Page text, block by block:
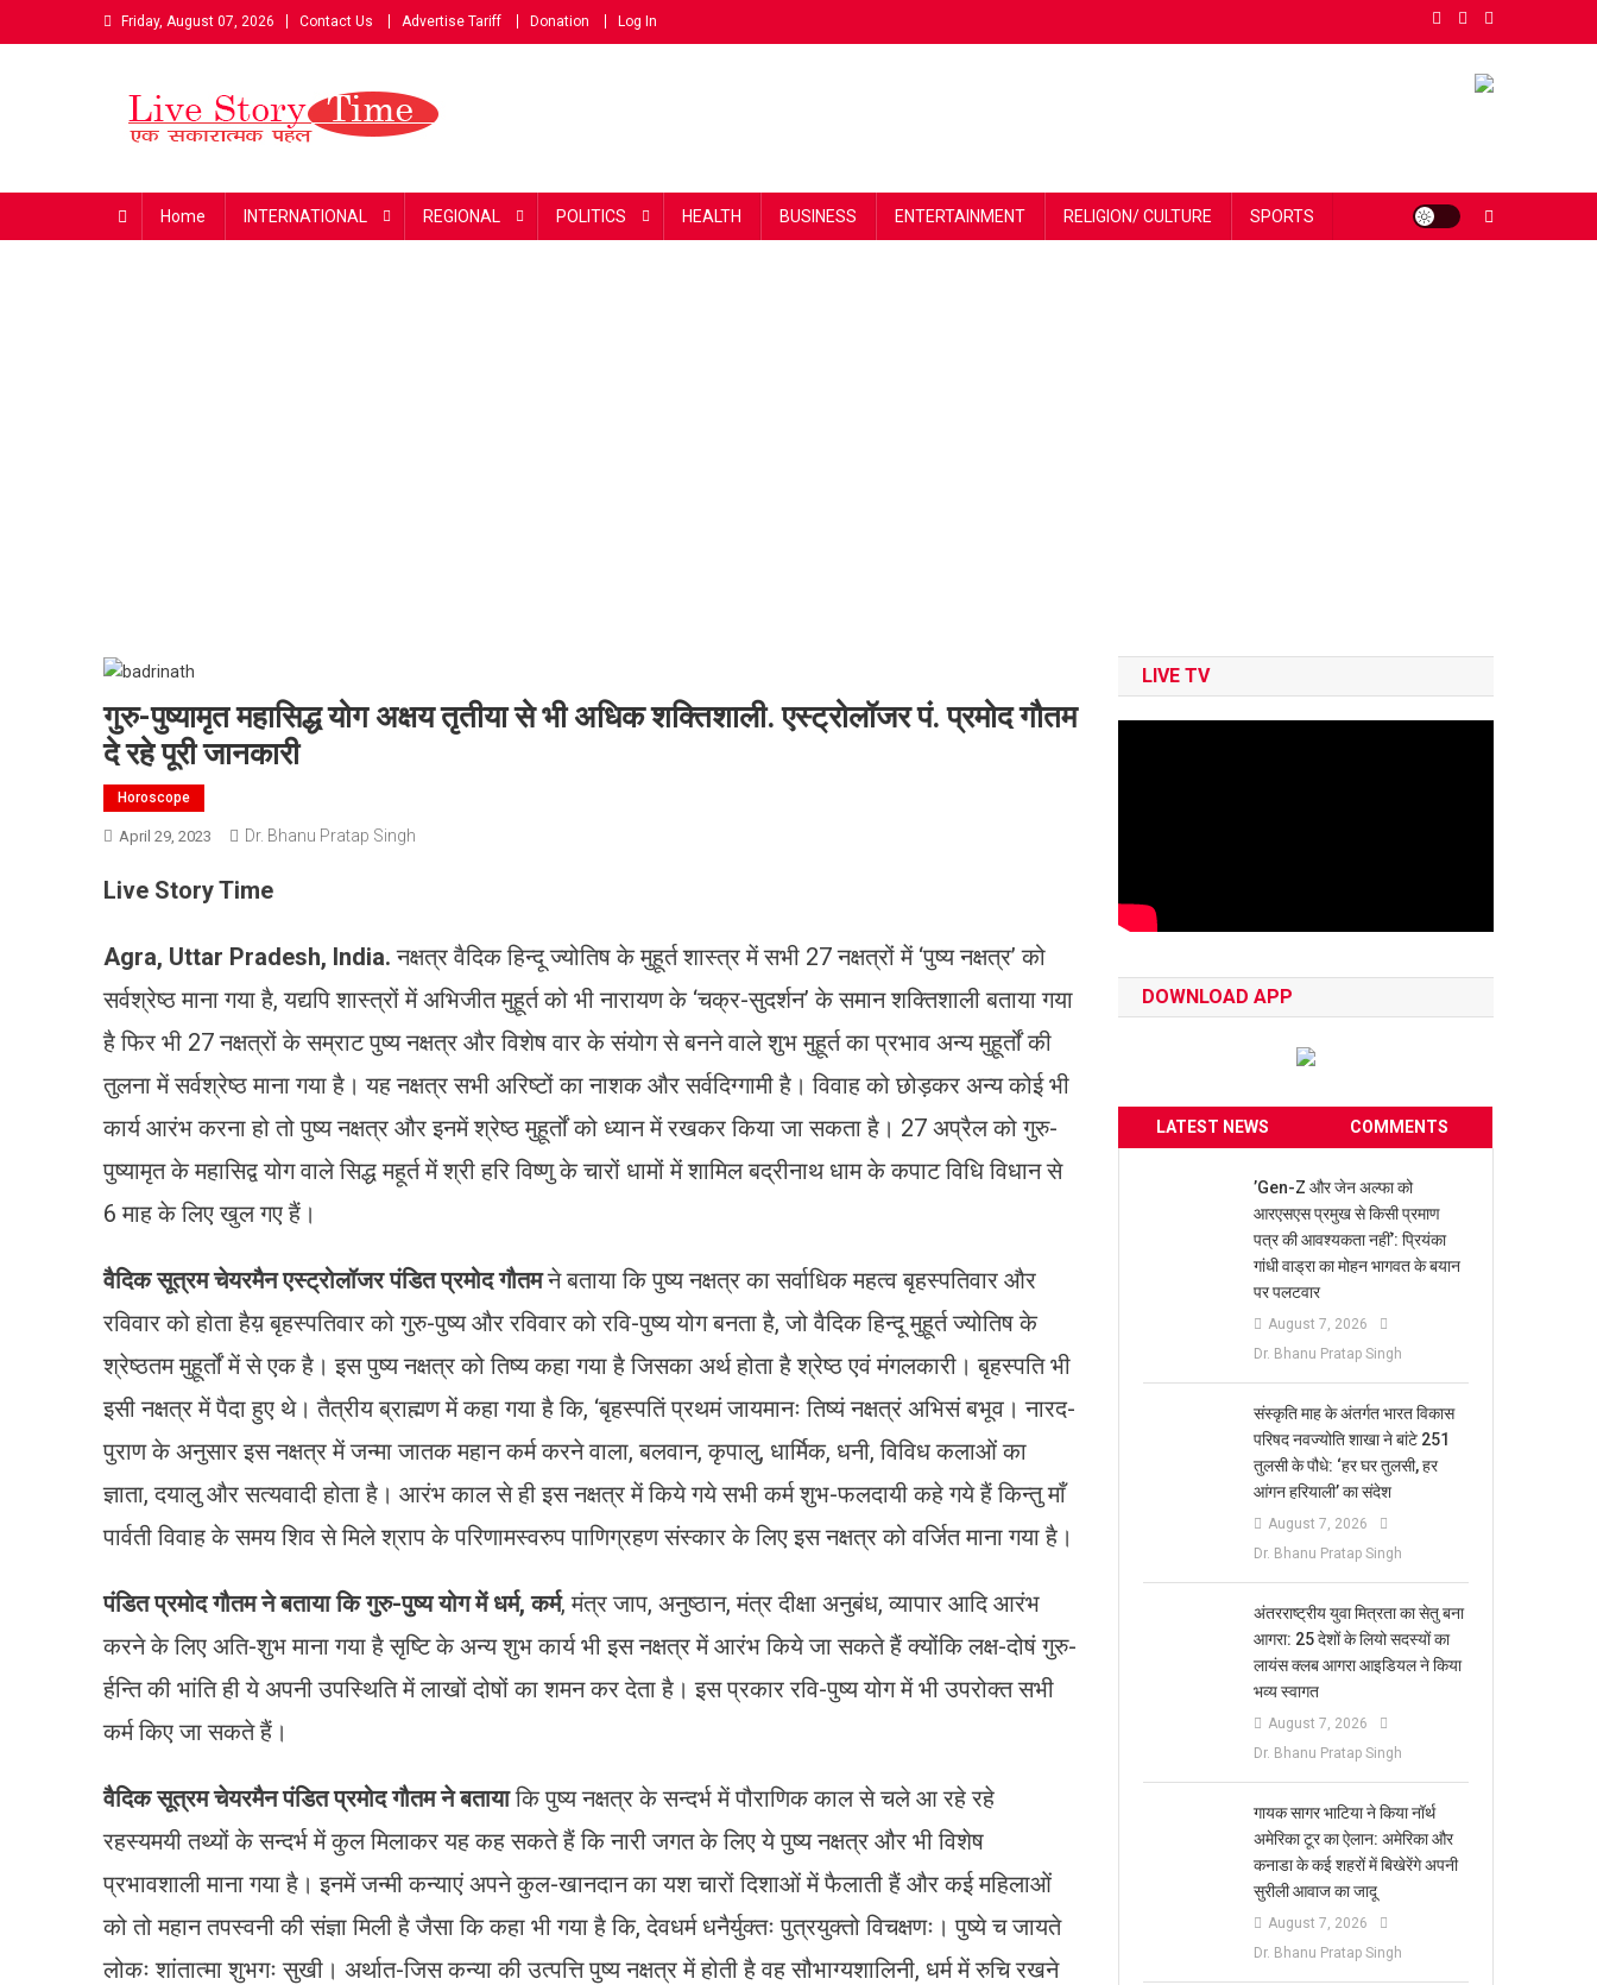
to
Friday, August 07, 2026 Contact Us Advertise Tariff Donation Log In
Home INTERNATIONAL REGIONAL POLITICS HEALTH BUSINESS ENTERTAINMENT RELIGION/ CULTURE SPORTS
गुरु-पुष्यामृत महासिद्ध योग अक्षय तृतीया से भी अधिक शक्तिशाली. एस्ट्रोलॉजर पं. प्रमोद गौतम
दे रहे पूरी जानकारी
Horoscope
April 29, 2023 Dr. Bhanu Pratap Singh
Live Story Time
Agra, Uttar Pradesh, India. नक्षत्र वैदिक हिन्दू ज्योतिष के मुहूर्त शास्त्र में सभी 27 नक्षत्रों में ‘पुष्य नक्षत्र’ को
सर्वश्रेष्ठ माना गया है, यद्यपि शास्त्रों में अभिजीत मुहूर्त को भी नारायण के ‘चक्र-सुदर्शन’ के समान शक्तिशाली बताया गया
है फिर भी 27 नक्षत्रों के सम्राट पुष्य नक्षत्र और विशेष वार के संयोग से बनने वाले शुभ मुहूर्त का प्रभाव अन्य मुहूर्तों की
तुलना में सर्वश्रेष्ठ माना गया है। यह नक्षत्र सभी अरिष्टों का नाशक और सर्वदिग्गामी है। विवाह को छोड़कर अन्य कोई भी
कार्य आरंभ करना हो तो पुष्य नक्षत्र और इनमें श्रेष्ठ मुहूर्तों को ध्यान में रखकर किया जा सकता है। 27 अप्रैल को गुरु-
पुष्यामृत के महासिद्व योग वाले सिद्ध महूर्त में श्री हरि विष्णु के चारों धामों में शामिल बद्रीनाथ धाम के कपाट विधि विधान से
6 माह के लिए खुल गए हैं।
वैदिक सूत्रम चेयरमैन एस्ट्रोलॉजर पंडित प्रमोद गौतमने बताया कि पुष्य नक्षत्र का सर्वाधिक महत्व बृहस्पतिवार और
रविवार को होता हैय़ बृहस्पतिवार को गुरु-पुष्य और रविवार को रवि-पुष्य योग बनता है, जो वैदिक हिन्दू मुहूर्त ज्योतिष के
श्रेष्ठतम मुहूर्तों में से एक है। इस पुष्य नक्षत्र को तिष्य कहा गया है जिसका अर्थ होता है श्रेष्ठ एवं मंगलकारी। बृहस्पति भी
इसी नक्षत्र में पैदा हुए थे। तैत्रीय ब्राह्मण में कहा गया है कि, ‘बृहस्पतिं प्रथमं जायमानः तिष्यं नक्षत्रं अभिसं बभूव। नारद-
पुराण के अनुसार इस नक्षत्र में जन्मा जातक महान कर्म करने वाला, बलवान, कृपालु, धार्मिक, धनी, विविध कलाओं का
ज्ञाता, दयालु और सत्यवादी होता है। आरंभ काल से ही इस नक्षत्र में किये गये सभी कर्म शुभ-फलदायी कहे गये हैं किन्तु माँ
पार्वती विवाह के समय शिव से मिले श्राप के परिणामस्वरुप पाणिग्रहण संस्कार के लिए इस नक्षत्र को वर्जित माना गया है।
पंडित प्रमोद गौतम ने बताया कि गुरु-पुष्य योग में धर्म,कर्म, मंत्र जाप, अनुष्ठान, मंत्र दीक्षा अनुबंध, व्यापार आदि आरंभ
करने के लिए अति-शुभ माना गया है सृष्टि के अन्य शुभ कार्य भी इस नक्षत्र में आरंभ किये जा सकते हैं क्योंकि लक्ष-दोषं गुरु-
र्हन्ति की भांति ही ये अपनी उपस्थिति में लाखों दोषों का शमन कर देता है। इस प्रकार रवि-पुष्य योग में भी उपरोक्त सभी
कर्म किए जा सकते हैं।
वैदिक सूत्रम चेयरमैन पंडित प्रमोद गौतम ने बतायाकि पुष्य नक्षत्र के सन्दर्भ में पौराणिक काल से चले आ रहे रहे
रहस्यमयी तथ्यों के सन्दर्भ में कुल मिलाकर यह कह सकते हैं कि नारी जगत के लिए ये पुष्य नक्षत्र और भी विशेष
प्रभावशाली माना गया है। इनमें जन्मी कन्याएं अपने कुल-खानदान का यश चारों दिशाओं में फैलाती हैं और कई महिलाओं
को तो महान तपस्वनी की संज्ञा मिली है जैसा कि कहा भी गया है कि, देवधर्म धनैर्युक्तः पुत्रयुक्तो विचक्षणः। पुष्ये च जायते
लोकः शांतात्मा शुभगः सुखी। अर्थात-जिस कन्या की उत्पत्ति पुष्य नक्षत्र में होती है वह सौभाग्यशालिनी, धर्म में रुचि रखने
LIVE TV
DOWNLOAD APP
LATEST NEWS COMMENTS
​’Gen-Z और जेन अल्फा को
आरएसएस प्रमुख से किसी प्रमाण
पत्र की आवश्यकता नहीं’: प्रियंका
गांधी वाड्रा का मोहन भागवत के बयान
पर पलटवार
August 7, 2026
Dr. Bhanu Pratap Singh
संस्कृति माह के अंतर्गत भारत विकास
परिषद नवज्योति शाखा ने बांटे 251
तुलसी के पौधे: ‘हर घर तुलसी, हर
आंगन हरियाली’ का संदेश
August 7, 2026
Dr. Bhanu Pratap Singh
अंतरराष्ट्रीय युवा मित्रता का सेतु बना
आगरा: 25 देशों के लियो सदस्यों का
लायंस क्लब आगरा आइडियल ने किया
भव्य स्वागत
August 7, 2026
Dr. Bhanu Pratap Singh
गायक सागर भाटिया ने किया नॉर्थ
अमेरिका टूर का ऐलान: अमेरिका और
कनाडा के कई शहरों में बिखेरेंगे अपनी
सुरीली आवाज का जादू
August 7, 2026
Dr. Bhanu Pratap Singh